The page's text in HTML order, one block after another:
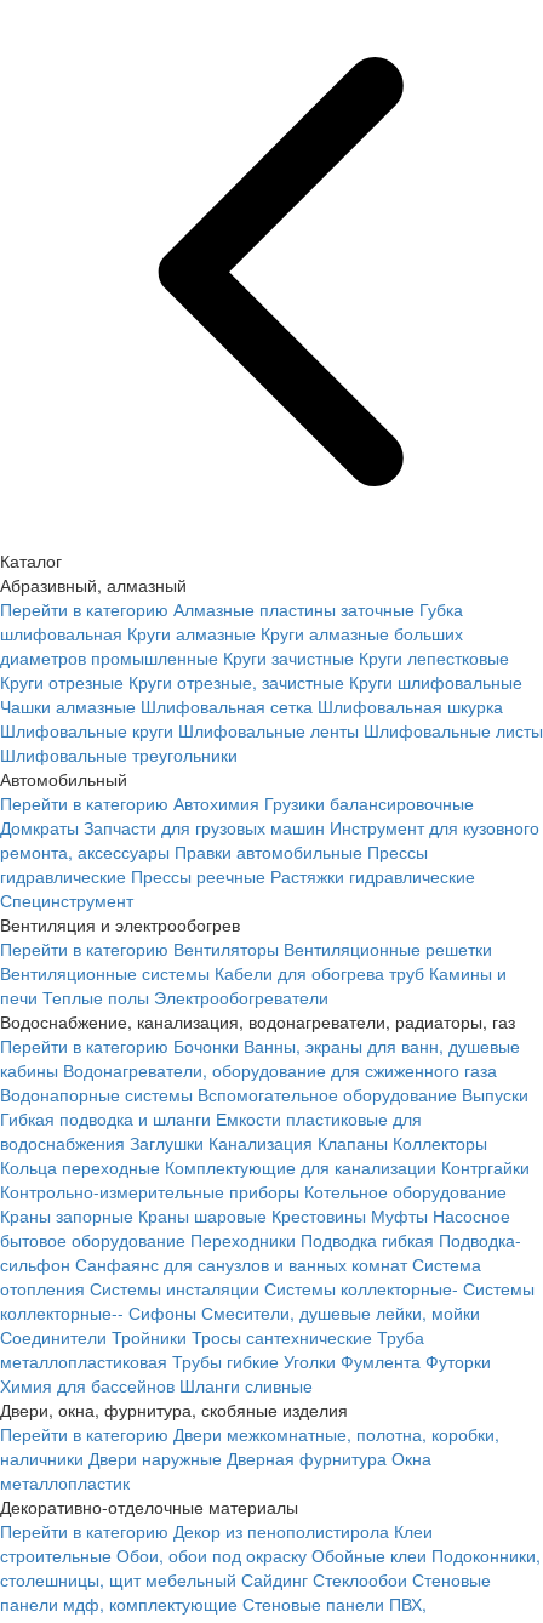
Каталог
Абразивный, алмазный
Перейти в категорию Алмазные пластины заточные Губка
шлифовальная Круги алмазные Круги алмазные больших
диаметров промышленные Круги зачистные Круги лепестковые
Круги отрезные Круги отрезные, зачистные Круги шлифовальные
Чашки алмазные Шлифовальная сетка Шлифовальная шкурка
Шлифовальные круги Шлифовальные ленты Шлифовальные листы
Шлифовальные треугольники
Автомобильный
Перейти в категорию Автохимия Грузики балансировочные
Домкраты Запчасти для грузовых машин Инструмент для кузовного
ремонта, аксессуары Правки автомобильные Прессы
гидравлические Прессы реечные Растяжки гидравлические
Специнструмент
Вентиляция и электрообогрев
Перейти в категорию Вентиляторы Вентиляционные решетки
Вентиляционные системы Кабели для обогрева труб Камины и
печи Теплые полы Электрообогреватели
Водоснабжение, канализация, водонагреватели, радиаторы, газ
Перейти в категорию Бочонки Ванны, экраны для ванн, душевые
кабины Водонагреватели, оборудование для сжиженного газа
Водонапорные системы Вспомогательное оборудование Выпуски
Гибкая подводка и шланги Емкости пластиковые для
водоснабжения Заглушки Канализация Клапаны Коллекторы
Кольца переходные Комплектующие для канализации Контргайки
Контрольно-измерительные приборы Котельное оборудование
Краны запорные Краны шаровые Крестовины Муфты Насосное
бытовое оборудование Переходники Подводка гибкая Подводка-
сильфон Санфаянс для санузлов и ванных комнат Система
отопления Системы инсталяции Системы коллекторные- Системы
коллекторные-- Сифоны Смесители, душевые лейки, мойки
Соединители Тройники Тросы сантехнические Труба
металлопластиковая Трубы гибкие Уголки Фумлента Футорки
Химия для бассейнов Шланги сливные
Двери, окна, фурнитура, скобяные изделия
Перейти в категорию Двери межкомнатные, полотна, коробки,
наличники Двери наружные Дверная фурнитура Окна
металлопластик
Декоративно-отделочные материалы
Перейти в категорию Декор из пенополистирола Клеи
строительные Обои, обои под окраску Обойные клеи Подоконники,
столешницы, щит мебельный Сайдинг Стеклообои Стеновые
панели мдф, комплектующие Стеновые панели ПВХ,